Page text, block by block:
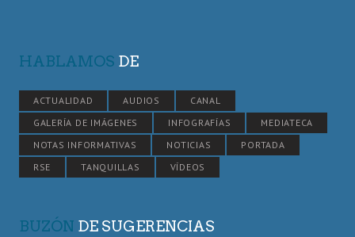
HABLAMOS DE
ACTUALIDAD AUDIOS
CANAL
GALERÍA DE IMÁGENES
INFOGRAFÍAS
MEDIATECA
NOTAS INFORMATIVAS
NOTICIAS
PORTADA
RSE
TANQUILLAS VÍDEOS
BUZÓN DE SUGERENCIAS